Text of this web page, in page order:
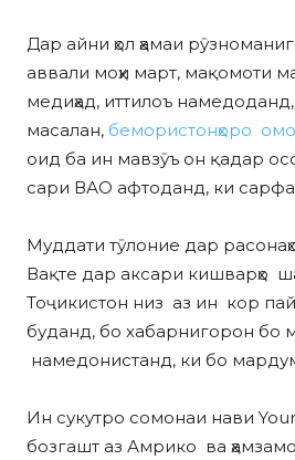
Дар айни ҳол ҳамаи
аввали моҳи март, мақомоти
медиҳад, иттилоъ
масалан, бемористонҳоро
оид ба ин мавзӯъ он қадар
сари ВАО афтоданд, ки
Муддати тӯлоние дар
Вақте дар аксари кишварҳо
Тоҷикистон низ аз ин кор
буданд, бо хабарнигорон бо
намедонистанд, ки бо
Ин сукутро сомонаи нави
бозгашт аз Амрико ва